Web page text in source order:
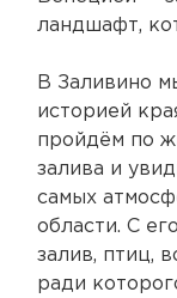
ландшафт,
В Заливино
историей
пройдём по
залива и
самых
области. С
залив, птиц,
ради